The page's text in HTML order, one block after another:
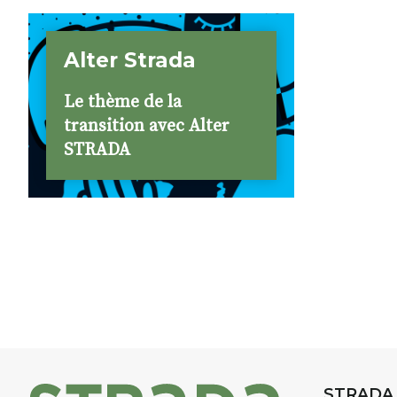
Alter Strada
Le thème de la
transition avec Alter
STRADA